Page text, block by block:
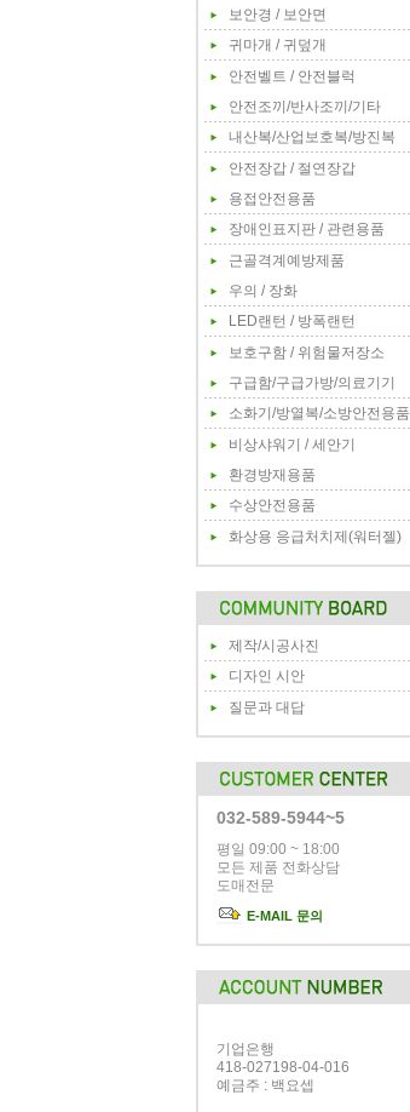
보안경 / 보안면
귀마개 / 귀덮개
안전벨트 / 안전블럭
안전조끼/반사조끼/기타
내산복/산업보호복/방진복
안전장갑 / 절연장갑
용접안전용품
장애인표지판 / 관련용품
근골격계예방제품
우의 / 장화
LED랜턴 / 방폭랜턴
보호구함 / 위험물저장소
구급함/구급가방/의료기기
소화기/방열복/소방안전용품
비상샤워기 / 세안기
환경방재용품
수상안전용품
화상용 응급처치제(워터젤)
제작/시공사진
디자인 시안
질문과 대답
032-589-5944~5
평일 09:00 ~ 18:00
모든 제품 전화상담
도매전문
E-MAIL 문의
기업은행
418-027198-04-016
예금주 : 백요셉